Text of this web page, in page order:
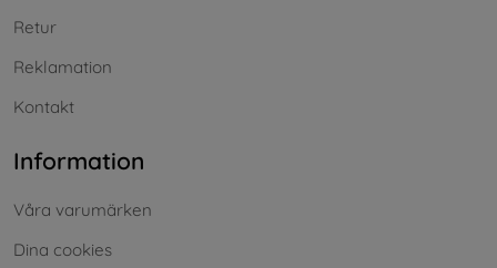
Retur
Reklamation
Kontakt
Information
Våra varumärken
Dina cookies